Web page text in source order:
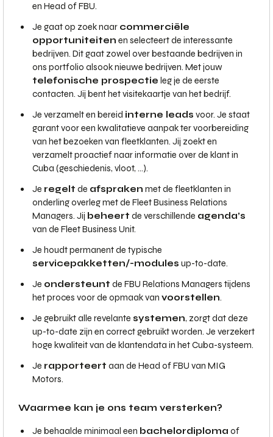
en Head of FBU.
Je gaat op zoek naar commerciële
opportuniteiten en selecteert de interessante
bedrijven. Dit gaat zowel over bestaande bedrijven in
ons portfolio alsook nieuwe bedrijven. Met jouw
telefonische prospectie leg je de eerste
contacten. Jij bent het visitekaartje van het bedrijf.
Je verzamelt en bereid interne leads voor. Je staat
garant voor een kwalitatieve aanpak ter voorbereiding
van het bezoeken van fleetklanten. Jij zoekt en
verzamelt proactief naar informatie over de klant in
Cuba (geschiedenis, vloot, ...).
Je regelt de afspraken met de fleetklanten in
onderling overleg met de Fleet Business Relations
Managers. Jij beheert de verschillende agenda’s
van de Fleet Business Unit.
Je houdt permanent de typische
servicepakketten/-modules up-to-date.
Je ondersteunt de FBU Relations Managers tijdens
het proces voor de opmaak van voorstellen.
Je gebruikt alle revelante systemen, zorgt dat deze
up-to-date zijn en correct gebruikt worden. Je verzekert
hoge kwaliteit van de klantendata in het Cuba-systeem.
Je rapporteert aan de Head of FBU van MIG
Motors.
Waarmee kan je ons team versterken?
Je behaalde minimaal een bachelordiploma of